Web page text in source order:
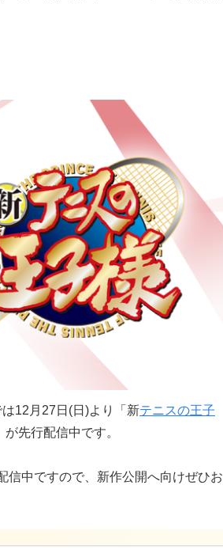
12月27日(日)より「新テニスの王子
先行配信中です。
信中ですので、新作公開へ向けぜひお